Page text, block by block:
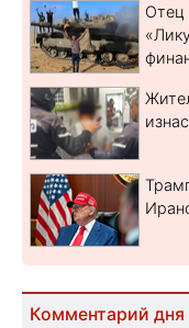
Отец
Комментарий дня